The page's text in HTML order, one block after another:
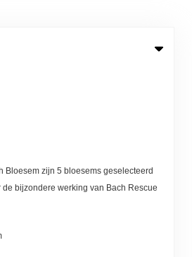
Bloesem zijn 5 bloesems geselecteerd
bijzondere werking van Bach Rescue